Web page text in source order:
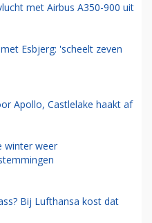
met Airbus A350-900 uit
Esbjerg: 'scheelt zeven
Apollo, Castlelake haakt af
winter weer
Bij Lufthansa kost dat